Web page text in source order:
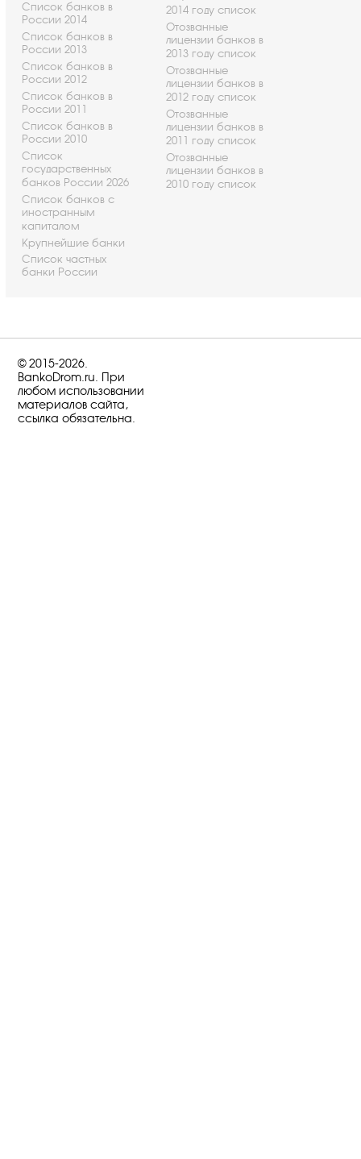
Список банков в
России 2014
Список банков в
России 2013
Список банков в
России 2012
Список банков в
России 2011
Список банков в
России 2010
Список
государственных
банков России 2026
Список банков с
иностранным
капиталом
Крупнейшие банки
Список частных
банки России
2014 году список
Отозванные
лицензии банков в
2013 году список
Отозванные
лицензии банков в
2012 году список
Отозванные
лицензии банков в
2011 году список
Отозванные
лицензии банков в
2010 году список
© 2015-2026.
BankoDrom.ru. При
любом использовании
материалов сайта,
ссылка обязательна.